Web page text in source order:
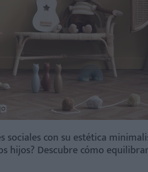
con su estética
hijos? Descubre cómo